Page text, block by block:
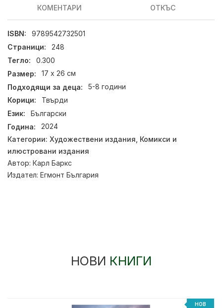
КОМЕНТАРИ ОТКЪС
ISBN:
9789542732501
Страници:
248
Тегло:
0.300
Размер:
17 х 26 см
Подходящи за деца:
5-8 години
Корици:
Твърди
Език:
Български
Година:
2024
Категории: Художествени издания Комикси и
илюстровани издания
Автор: Карл Баркс
Издател: Егмонт България
НОВИ КНИГИ
НОВ